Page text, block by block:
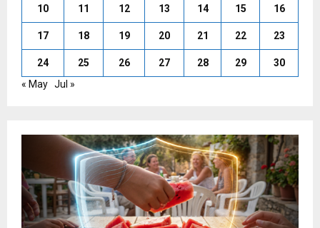
10 11 12 13 14 15 16
17 18 19 20 21 22 23
24 25 26 27 28 29
30
« May Jul »